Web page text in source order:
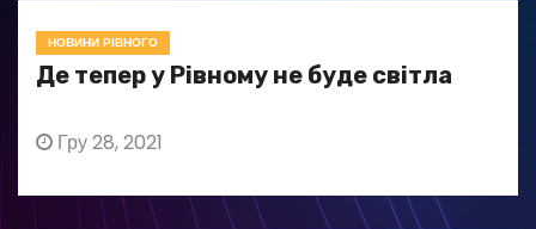
НОВИНИ РІВНОГО
Де тепер у Рівному не буде світла
Гру 28, 2021